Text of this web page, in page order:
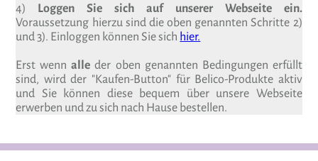
4) Loggen Sie sich auf unserer Webseite ein.
Voraussetzung hierzu sind die oben genannten Schritte 2)
und 3). Einloggen können Sie sich hier.
Erst wennalle der oben genannten Bedingungen erfüllt
sind, wird der "Kaufen-Button" für Belico-Produkte aktiv
und Sie können diese bequem über unsere Webseite
erwerben und zu sich nach Hause bestellen.